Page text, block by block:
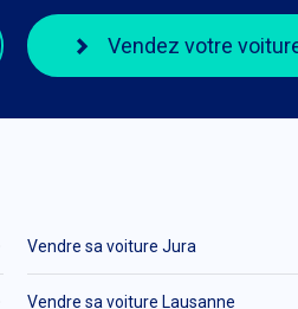
Vendez votre
Vendre sa voiture Jura
Vendre sa voiture Lausanne